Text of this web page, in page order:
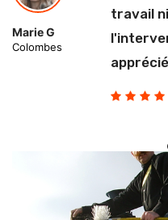
Marie G
Colombes
travail